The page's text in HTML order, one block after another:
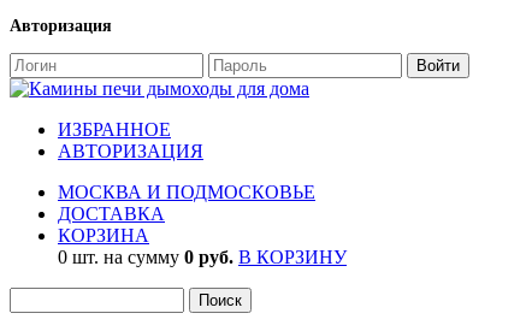
Авторизация
ИЗБРАННОЕ
АВТОРИЗАЦИЯ
МОСКВА И ПОДМОСКОВЬЕ
ДОСТАВКА
КОРЗИНА
0 шт. на сумму 0 руб. В КОРЗИНУ